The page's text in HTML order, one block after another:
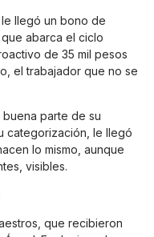
llegó un bono de
abarca el ciclo
de 35 mil pesos
el trabajador que no se
parte de su
categorización, le llegó
lo mismo, aunque
visibles.
que recibieron